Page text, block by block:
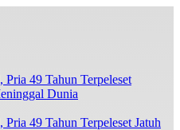
49 Tahun Terpeleset Jatuh